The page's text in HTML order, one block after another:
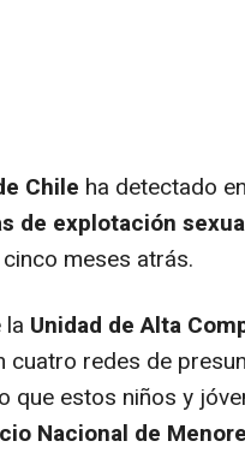
Chile ha detectado
de explotación
meses atrás.
Unidad de Alta
cuatro redes de
que estos niños y
Nacional de